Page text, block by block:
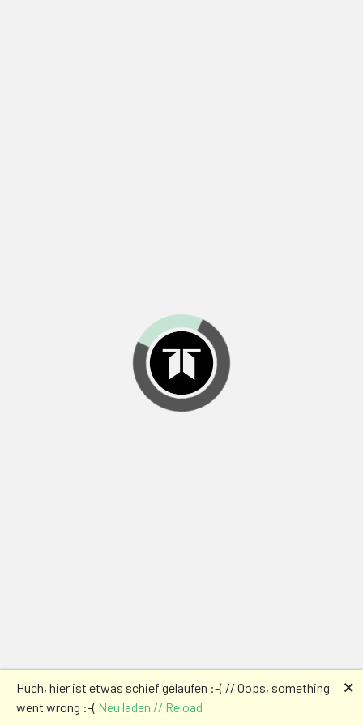
Huch, hier ist etwas schief gelaufen :-( // Oops, something
went wrong :-( Neu laden // Reload
🗙